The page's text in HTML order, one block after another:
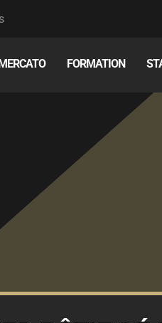
FORMATION